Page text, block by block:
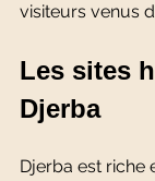
visiteurs venus
Les sites
Djerba
Djerba est riche